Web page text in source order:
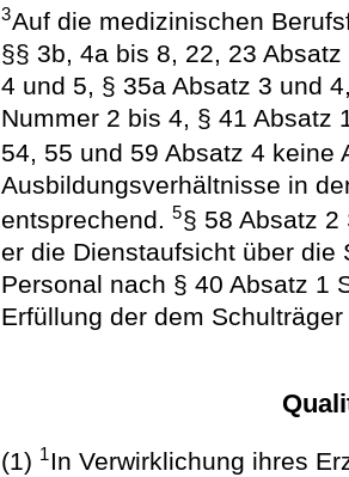
3Auf die medizinischen
§§ 3b, 4a bis 8, 22, 23
4 und 5, § 35a Absatz 3 und
Nummer 2 bis 4, § 41 Absatz
54, 55 und 59 Absatz 4 keine
Ausbildungsverhältnisse in
entsprechend.5§ 58 Absatz 2
er die Dienstaufsicht über die
Personal nach § 40 Absatz 1
Erfüllung der dem
(1) 1 In Verwirklichung ihres